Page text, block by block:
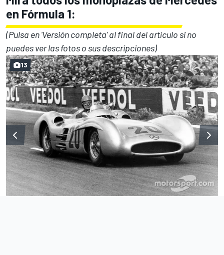
en Fórmula 1:
(Pulsa en 'Versión completa' al final del artículo si no
puedes ver las fotos o sus descripciones)
13